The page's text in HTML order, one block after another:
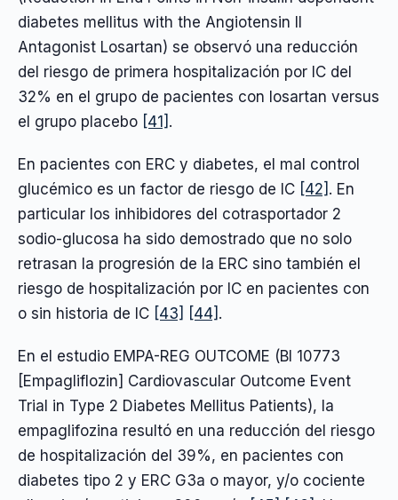
diabetes mellitus with the Angiotensin II
Antagonist Losartan) se observó una reducción
del riesgo de primera hospitalización por IC del
32% en el grupo de pacientes con losartan versus
el grupo placebo [41] .
En pacientes con ERC y diabetes, el mal control
glucémico es un factor de riesgo de IC [42] . En
particular los inhibidores del cotrasportador 2
sodio-glucosa ha sido demostrado que no solo
retrasan la progresión de la ERC sino también el
riesgo de hospitalización por IC en pacientes con
o sin historia de IC [43] [44] .
En el estudio EMPA-REG OUTCOME (BI 10773
[Empagliflozin] Cardiovascular Outcome Event
Trial in Type 2 Diabetes Mellitus Patients), la
empaglifozina resultó en una reducción del riesgo
de hospitalización del 39%, en pacientes con
diabetes tipo 2 y ERC G3a o mayor, y/o cociente